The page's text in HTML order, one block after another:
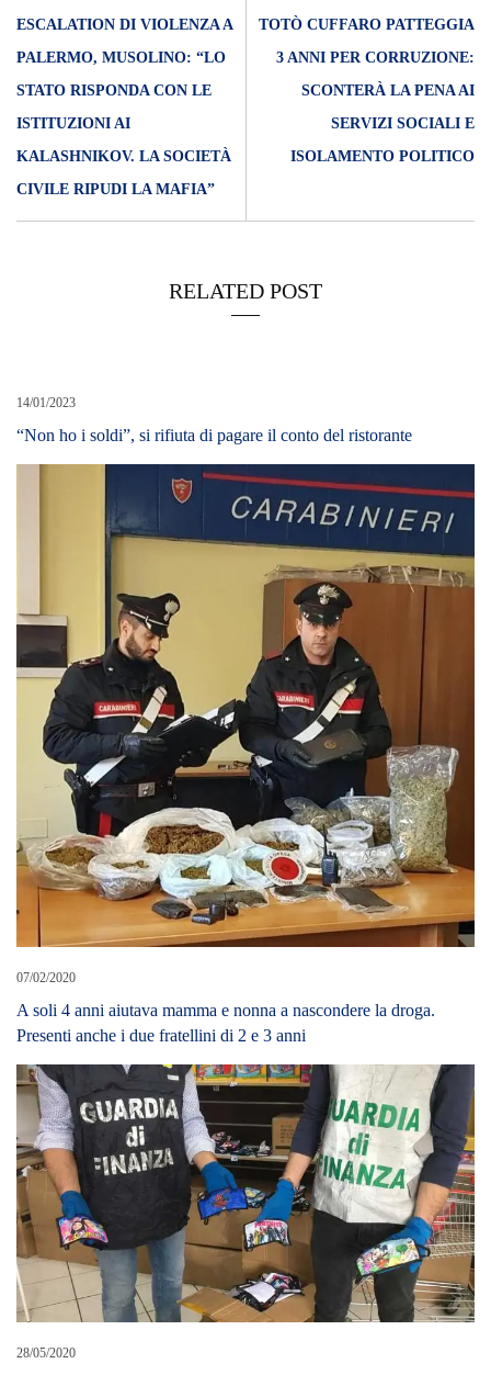
ESCALATION DI VIOLENZA A
PALERMO, MUSOLINO: “LO
STATO RISPONDA CON LE
ISTITUZIONI AI
KALASHNIKOV. LA SOCIETÀ
CIVILE RIPUDI LA MAFIA”
TOTÒ CUFFARO PATTEGGIA
3 ANNI PER CORRUZIONE:
SCONTERÀ LA PENA AI
SERVIZI SOCIALI E
ISOLAMENTO POLITICO
RELATED POST
14/01/2023
“Non ho i soldi”, si rifiuta di pagare il conto del ristorante
07/02/2020
A soli 4 anni aiutava mamma e nonna a nascondere la droga.
Presenti anche i due fratellini di 2 e 3 anni
28/05/2020